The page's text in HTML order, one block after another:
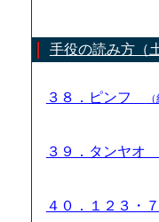
手役の読み方（
３８．ピンフ
３９．タンヤオ
４０．１２３・